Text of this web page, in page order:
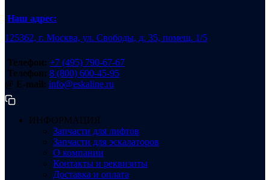
Наш адрес:
125362, г. Москва, ул. Свободы, д. 35, помещ. 1/5
Телефон: +7 (495) 790-67-67
Телефон: 8 (800) 600-45-95
@ E-mail: info@eskaline.ru
ИНФОРМАЦИЯ
Запчасти для лифтов
Запчасти для эскалаторов
О компании
Контакты и реквизиты
Доставка и оплата